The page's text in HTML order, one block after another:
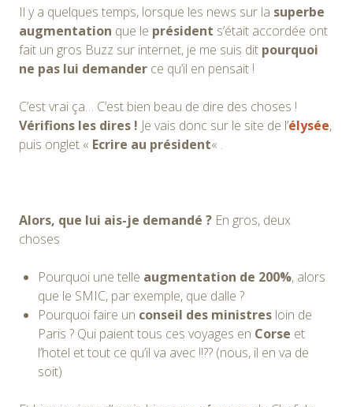
Il y a quelques temps, lorsque les news sur la superbe
augmentation que le président s’était accordée ont
fait un gros Buzz sur internet, je me suis dit pourquoi
ne pas lui demander ce qu’il en pensait !
C’est vrai ça… C’est bien beau de dire des choses !
Vérifions les dires ! Je vais donc sur le site de l’élysée,
puis onglet « Ecrire au président« .
Alors, que lui ais-je demandé ? En gros, deux
choses
Pourquoi une telle augmentation de 200%, alors
que le SMIC, par exemple, que dalle ?
Pourquoi faire un conseil des ministres loin de
Paris ? Qui paient tous ces voyages en Corse et
l’hotel et tout ce qu’il va avec !!?? (nous, il en va de
soit)